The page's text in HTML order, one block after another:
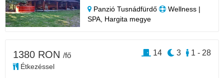
Panzió Tusnádfürdő
Wellness |
SPA, Hargita megye
1380 RON /fő
Étkezéssel
1 - 28
3
14